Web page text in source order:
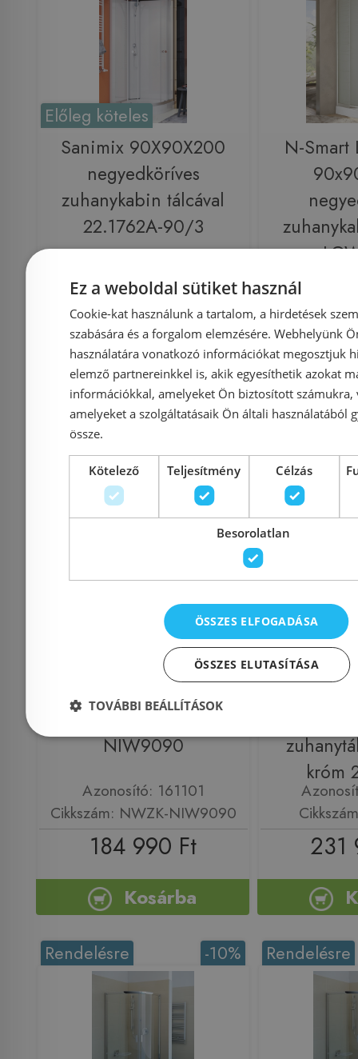
Előleg köteles
Sanimix 90X90X200
negyedköríves
zuhanykabin tálcával
22.1762A-90/3
Azonosító: 186028
Cikkszám: 22.1762A-90/3
178 900 Ft
Kosárba
N-Smart
Cikkszám:
75
Rendelésre
N-Smart NICOLE white
90x90 cm-es hátfalas
negyedköríves
zuhanykabin NWZK-
NIW9090
Azonosító: 161101
Cikkszám: NWZK-NIW9090
184 990 Ft
Kosárba
Rendelésre
Sanimix
cm
króm
231
-10%
Rendelésre Rendelésre
Ez a weboldal sütiket használ
Cookie-kat használunk a tartalom, a hirdetések
szabására és a forgalom elemzésére. Webhelyünk
használatára vonatkozó információkat megosztjuk
elemző partnereinkkel is, akik egyesíthetik azokat
információkkal, amelyeket Ön biztosított számukra,
amelyeket a szolgáltatásaik Ön általi használatából
össze.
Kötelező Teljesítmény Célzás
Besorolatlan
ÖSSZES ELFOGADÁSA
ÖSSZES ELUTASÍTÁSA
TOVÁBBI BEÁLLÍTÁSOK